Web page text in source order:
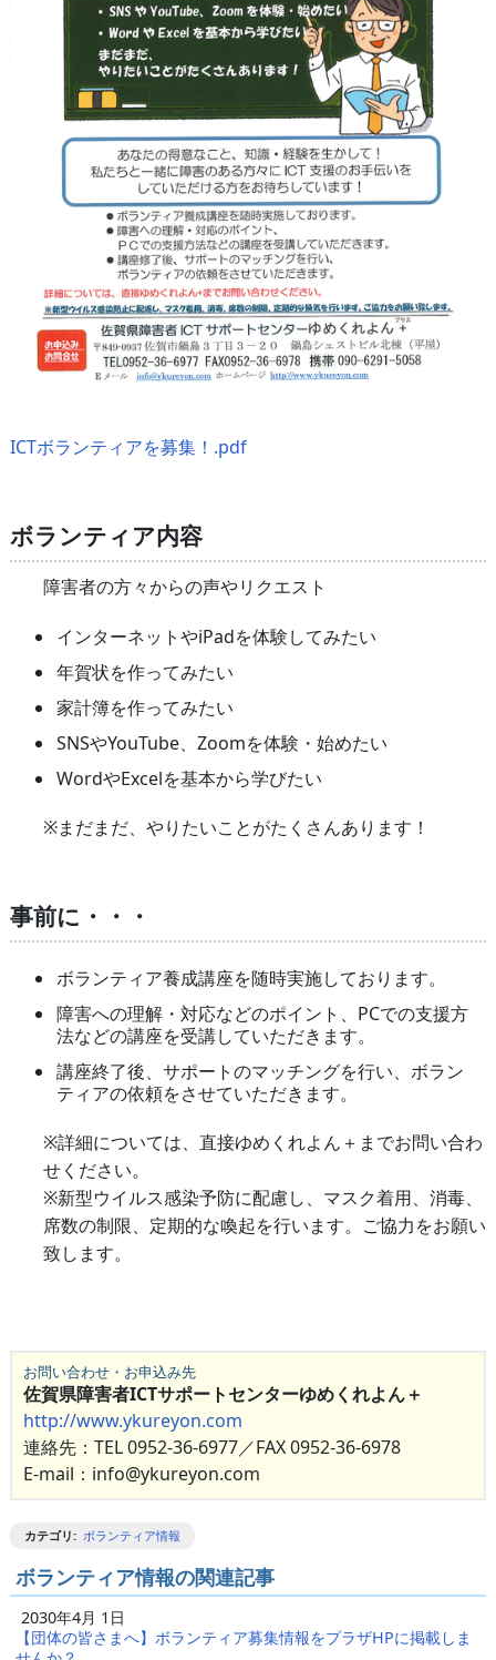
ICTボランティアを募集！.pdf
ボランティア内容
障害者の方々からの声やリクエスト
インターネットやiPadを体験してみたい
年賀状を作ってみたい
家計簿を作ってみたい
SNSやYouTube、Zoomを体験・始めたい
WordやExcelを基本から学びたい
※まだまだ、やりたいことがたくさんあります！
事前に・・・
ボランティア養成講座を随時実施しております。
障害への理解・対応などのポイント、PCでの支援方
法などの講座を受講していただきます。
講座終了後、サポートのマッチングを行い、ボラン
ティアの依頼をさせていただきます。
※詳細については、直接ゆめくれよん＋までお問い合わ
せください。
※新型ウイルス感染予防に配慮し、マスク着用、消毒、
席数の制限、定期的な喚起を行います。ご協力をお願い
致します。
お問い合わせ・お申込み先
佐賀県障害者ICTサポートセンターゆめくれよん＋
http://www.ykureyon.com
連絡先：TEL 0952-36-6977／FAX 0952-36-6978
E-mail：info@ykureyon.com
カテゴリ: ボランティア情報
ボランティア情報の関連記事
2030年4月 1日
【団体の皆さまへ】ボランティア募集情報をプラザHPに掲載しま